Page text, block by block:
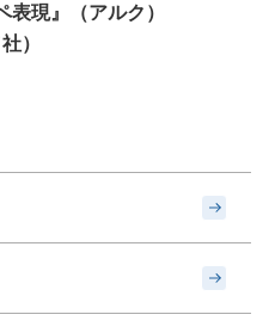
現』（アルク）
）